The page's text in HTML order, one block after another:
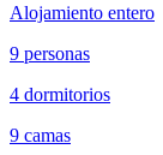
Alojamiento entero
9 personas
4 dormitorios
9 camas